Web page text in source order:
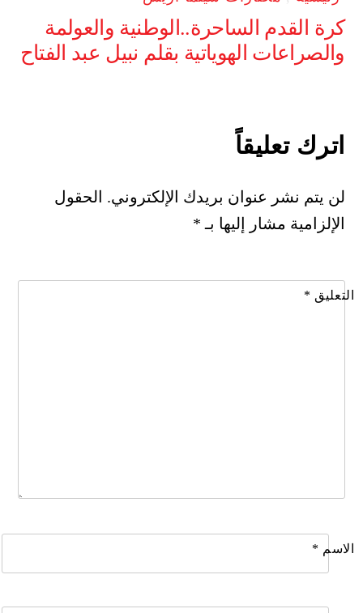
كرة القدم الساحرة..الوطنية والعولمة
والصراعات الهوياتية بقلم نبيل عبد الفتاح
اترك تعليقاً
لن يتم نشر عنوان بريدك الإلكتروني. الحقول
الإلزامية مشار إليها بـ *
التعليق *
الاسم *